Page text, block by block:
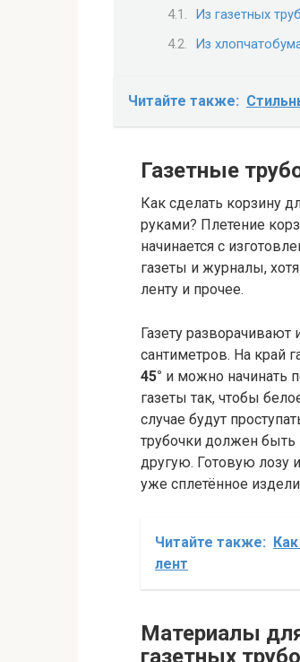
Из газетных
Из
Читайте также:
Газетные
Как сделать корзину
руками? Плетение
начинается с
газеты и журналы,
ленту и прочее.
Газету
сантиметров. На край
45° и можно начинать
газеты так, чтобы
случае будут
трубочки должен быть
другую. Готовую лозу
уже сплетённое
Читайте также:
лент
Материалы
газетных